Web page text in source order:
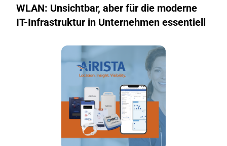
WLAN: Unsichtbar, aber für die moderne
IT-Infrastruktur in Unternehmen essentiell